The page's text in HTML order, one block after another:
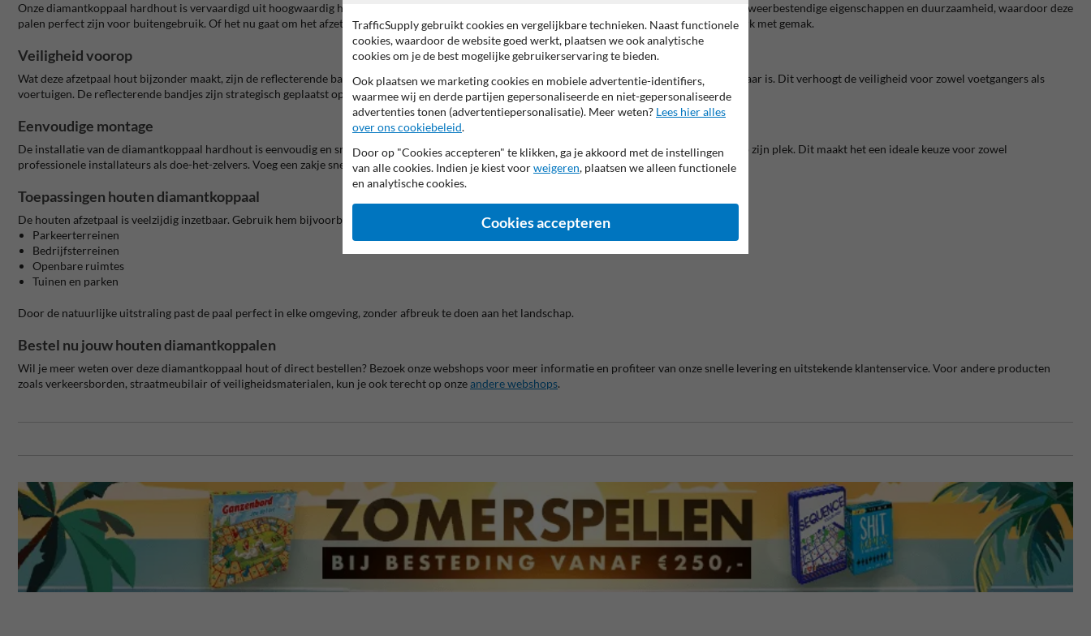
Onze diamantkoppaal hardhout is vervaardigd uit hoogwaardig hardhout, wat garant staat voor een lange levensduur. Hardhout is bekend om zijn weerbestendige eigenschappen en duurzaamheid, waardoor deze
palen perfect zijn voor buitengebruik. Of het nu gaat om het afzetten van een parkeerplaats of het markeren van een terrein, deze paal doet het werk met gemak.
Veiligheid voorop
Wat deze afzetpaal hout bijzonder maakt, zijn de reflecterende bandjes. Deze zorgen ervoor dat de paal ook 's nachts en bij slecht weer goed zichtbaar is. Dit verhoogt de veiligheid voor zowel voetgangers als
voertuigen. De reflecterende bandjes zijn strategisch geplaatst op de paal, waardoor ze optimaal reflecteren en bijdragen aan een veilige omgeving.
Eenvoudige montage
De installatie van de diamantkoppaal hardhout is eenvoudig en snel. Met de juiste gereedschappen en een beetje grondwerk, staat de paal stevig op zijn plek. Dit maakt het een ideale keuze voor zowel
professionele installateurs als doe-het-zelvers. Voeg een zakje snelbeton toe voor extra stevigheid
Toepassingen houten diamantkoppaal
De houten afzetpaal is veelzijdig inzetbaar. Gebruik hem bijvoorbeeld bij:
Parkeerterreinen
Bedrijfsterreinen
Openbare ruimtes
Tuinen en parken
Door de natuurlijke uitstraling past de paal perfect in elke omgeving, zonder afbreuk te doen aan het landschap.
Bestel nu jouw houten diamantkoppalen
Wil je meer weten over deze diamantkoppaal hout of direct bestellen? Bezoek onze webshops voor meer informatie en profiteer van onze snelle levering en uitstekende klantenservice. Voor andere producten
zoals verkeersborden, straatmeubilair of veiligheidsmaterialen, kun je ook terecht op onzeandere webshops.
TrafficSupply gebruikt cookies en vergelijkbare technieken. Naast functionele
cookies, waardoor de website goed werkt, plaatsen we ook analytische
cookies om je de best mogelijke gebruikerservaring te bieden.
Ook plaatsen we marketing cookies en mobiele advertentie-identifiers,
waarmee wij en derde partijen gepersonaliseerde en niet-gepersonaliseerde
advertenties tonen (advertentiepersonalisatie). Meer weten? Lees hier alles
over ons cookiebeleid.
Door op "Cookies accepteren" te klikken, ga je akkoord met de instellingen
van alle cookies. Indien je kiest voorweigeren, plaatsen we alleen functionele
en analytische cookies.
Cookies accepteren